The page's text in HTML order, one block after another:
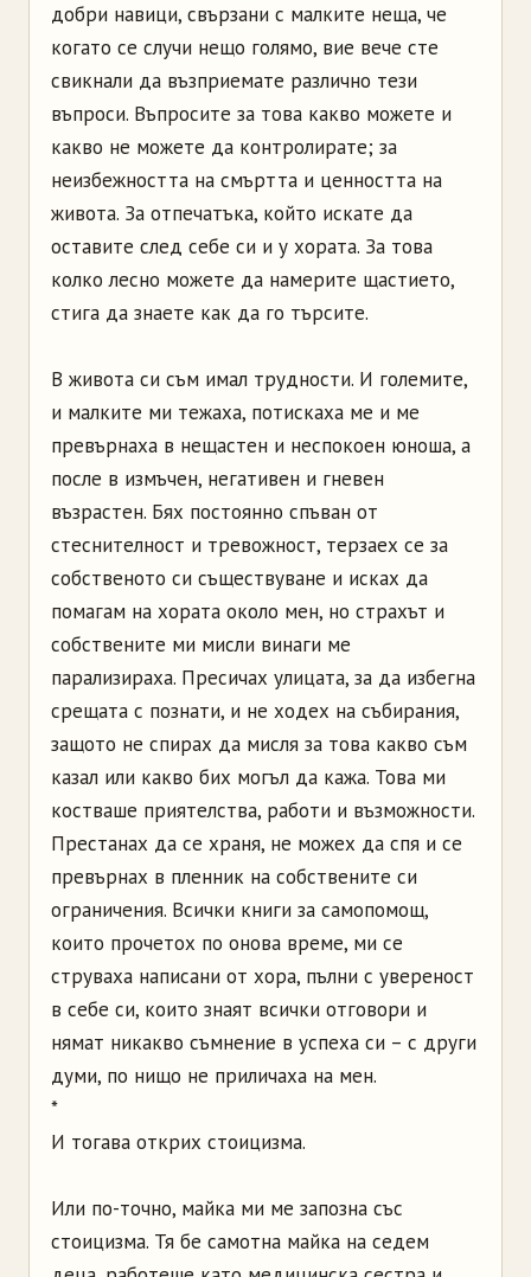
добри навици, свързани с малките неща, че
когато се случи нещо голямо, вие вече сте
свикнали да възприемате различно тези
въпроси. Въпросите за това какво можете и
какво не можете да контролирате; за
неизбежността на смъртта и ценността на
живота. За отпечатъка, който искате да
оставите след себе си и у хората. За това
колко лесно можете да намерите щастието,
стига да знаете как да го търсите.
В живота си съм имал трудности. И големите,
и малките ми тежаха, потискаха ме и ме
превърнаха в нещастен и неспокоен юноша, а
после в измъчен, негативен и гневен
възрастен. Бях постоянно спъван от
стеснителност и тревожност, терзаех се за
собственото си съществуване и исках да
помагам на хората около мен, но страхът и
собствените ми мисли винаги ме
парализираха. Пресичах улицата, за да избегна
срещата с познати, и не ходех на събирания,
защото не спирах да мисля за това какво съм
казал или какво бих могъл да кажа. Това ми
костваше приятелства, работи и възможности.
Престанах да се храня, не можех да спя и се
превърнах в пленник на собствените си
ограничения. Всички книги за самопомощ,
които прочетох по онова време, ми се
струваха написани от хора, пълни с увереност
в себе си, които знаят всички отговори и
нямат никакво съмнение в успеха си – с други
думи, по нищо не приличаха на мен.
*
И тогава открих стоицизма.
Или по-точно, майка ми ме запозна със
стоицизма. Тя бе самотна майка на седем